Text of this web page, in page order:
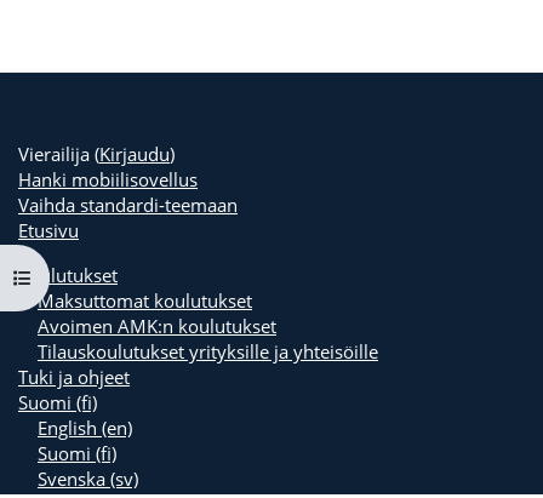
Avaa kurssisisältö
Vierailija (Kirjaudu)
Hanki mobiilisovellus
Vaihda standardi-teemaan
Etusivu
Koulutukset
Maksuttomat koulutukset
Avoimen AMK:n koulutukset
Tilauskoulutukset yrityksille ja yhteisöille
Tuki ja ohjeet
Suomi ‎(fi)‎
English ‎(en)‎
Suomi ‎(fi)‎
Svenska ‎(sv)‎